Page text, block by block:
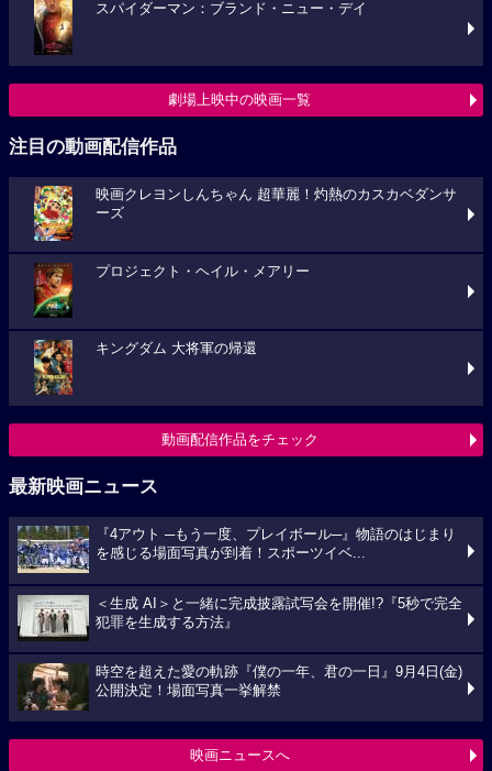
スパイダーマン：ブランド・ニュー・デイ
劇場上映中の映画一覧
注目の動画配信作品
映画クレヨンしんちゃん 超華麗！灼熱のカスカベダンサ
ーズ
プロジェクト・ヘイル・メアリー
キングダム 大将軍の帰還
動画配信作品をチェック
最新映画ニュース
『4アウト ─もう一度、プレイボール─』物語のはじまり
を感じる場面写真が到着！スポーツイベ...
＜生成 AI＞と一緒に完成披露試写会を開催!?『5秒で完全
犯罪を生成する方法』
時空を超えた愛の軌跡『僕の一年、君の一日』9月4日(金)
公開決定！場面写真一挙解禁
映画ニュースへ